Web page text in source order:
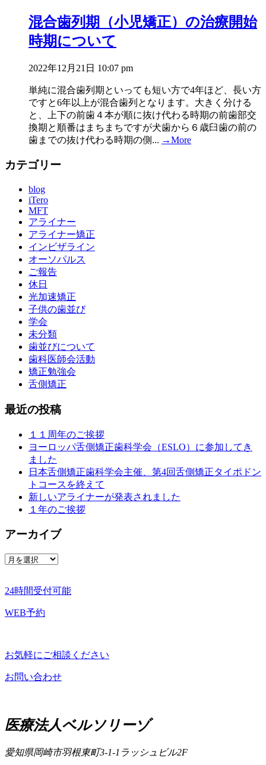
混合歯列期（小児矯正）の治療開始
時期について
2022年12月21日 10:07 pm
単純に混合歯列期といっても短い方で4年ほど、長い方
ですと6年以上が混合歯列となります。大きく分ける
と、上下の前歯４本が順に抜け代わる時期の前歯部交
換期と順番はまちまちですが犬歯から６歳臼歯の前の
歯までの抜け代わる時期の側... →More
カテゴリー
blog
iTero
MFT
アライナー
アライナー矯正
インビザライン
オーソパルス
ご報告
休日
光加速矯正
子供の歯並び
学会
未分類
歯並びについて
歯科医師会活動
矯正勉強会
舌側矯正
最近の投稿
１１周年のご挨拶
ヨーロッパ舌側矯正歯科学会（ESLO）に参加してき
ました
日本舌側矯正歯科学会主催、第4回舌側矯正タイポドン
トコースを終えて
新しいアライナーが発表されました
１年のご挨拶
アーカイブ
ア
イ
ブ
24時間受付可能
WEB予約
お気軽にご相談ください
お問い合わせ
ペ
ジ
医療法人ベルソリーゾ
愛知県岡崎市羽根東町3-1-1 ラッシュビル2F